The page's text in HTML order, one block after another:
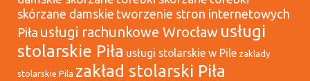
skórzane damskie tworzenie stron internetowych
Piła usługi rachunkowe Wrocław usługi
stolarskie Piła usługi stolarskie w Pile zaklady
stolarskie Pila zakład stolarski Piła